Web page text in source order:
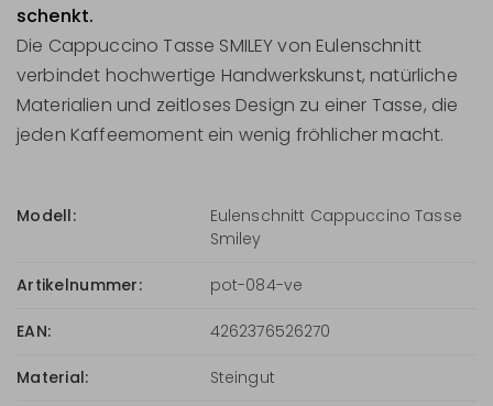
schenkt.
Die Cappuccino Tasse SMILEY von Eulenschnitt
verbindet hochwertige Handwerkskunst, natürliche
Materialien und zeitloses Design zu einer Tasse, die
jeden Kaffeemoment ein wenig fröhlicher macht.
Modell:
Eulenschnitt Cappuccino Tasse
Smiley
Artikelnummer: pot-084-ve
EAN: 4262376526270
Material: Steingut